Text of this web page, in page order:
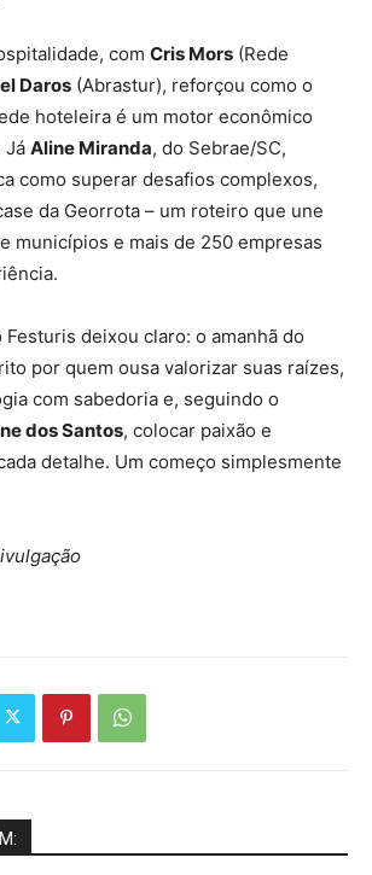
com Cris Mors (Rede
Daros (Abrastur), reforçou como o
hoteleira é um motor econômico
Já Aline Miranda, do Sebrae/SC,
como superar desafios complexos,
da Georrota – um roteiro que une
municípios e mais de 250 empresas
deixou claro: o amanhã do
por quem ousa valorizar suas raízes,
com sabedoria e, seguindo o
dos Santos, colocar paixão e
detalhe. Um começo simplesmente